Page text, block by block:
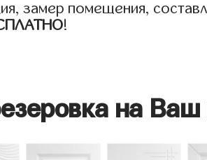
замер помещения,
!
на Ваш